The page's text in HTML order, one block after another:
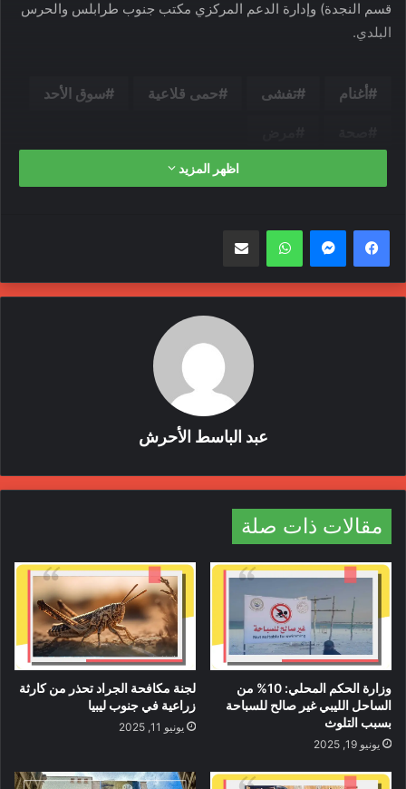
قسم النجدة) وإدارة الدعم المركزي مكتب جنوب طرابلس والحرس
البلدي.
أغنام تفشى حمى قلاعية سوق الأحد
اظهر المزيد
واتساب
عبد الباسط الأحرش
مقالات ذات صلة
وزارة الحكم المحلي: 10% من
الساحل الليبي غير صالح للسباحة
بسبب التلوث
يونيو 19, 2025
لجنة مكافحة الجراد تحذر من كارثة
زراعية في جنوب ليبيا
يونيو 11, 2025